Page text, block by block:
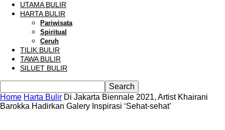
UTAMA BULIR
HARTA BULIR
Pariwisata
Spiritual
Ceruh
TILIK BULIR
TAWA BULIR
SILUET BULIR
Home Harta Bulir Di Jakarta Biennale 2021, Artist Khairani
Barokka Hadirkan Galery Inspirasi ‘Sehat-sehat’